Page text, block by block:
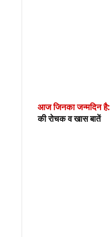
आज जिनका जन्मदिन है:
की रोचक व खास बातें